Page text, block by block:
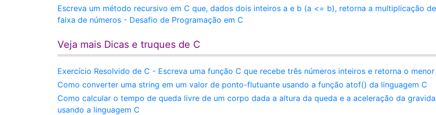
Escreva um método recursivo em C que, dados dois inteiros a e b (a <= b), retorna a multiplicação
faixa de números - Desafio de Programação em C
Veja mais Dicas e truques de C
Exercício Resolvido de C - Escreva uma função C que recebe três números inteiros e retorna o
Como converter uma string em um valor de ponto-flutuante usando a função atof() da linguagem C
Como calcular o tempo de queda livre de um corpo dada a altura da queda e a aceleração da
usando a linguagem C